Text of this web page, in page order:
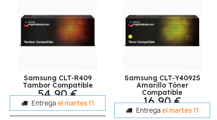
Samsung CLT-R409
Tambor Compatible
54,90 €
Entrega el martes 11
Samsung CLT-Y4092S
Amarillo Tóner
Compatible
16,90 €
Entrega el martes 11